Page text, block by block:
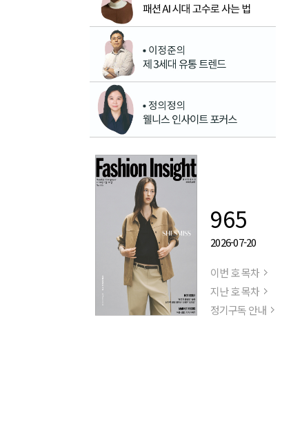
965
2026-07-20
이번 호 목차
지난 호 목차
정기구독 안내